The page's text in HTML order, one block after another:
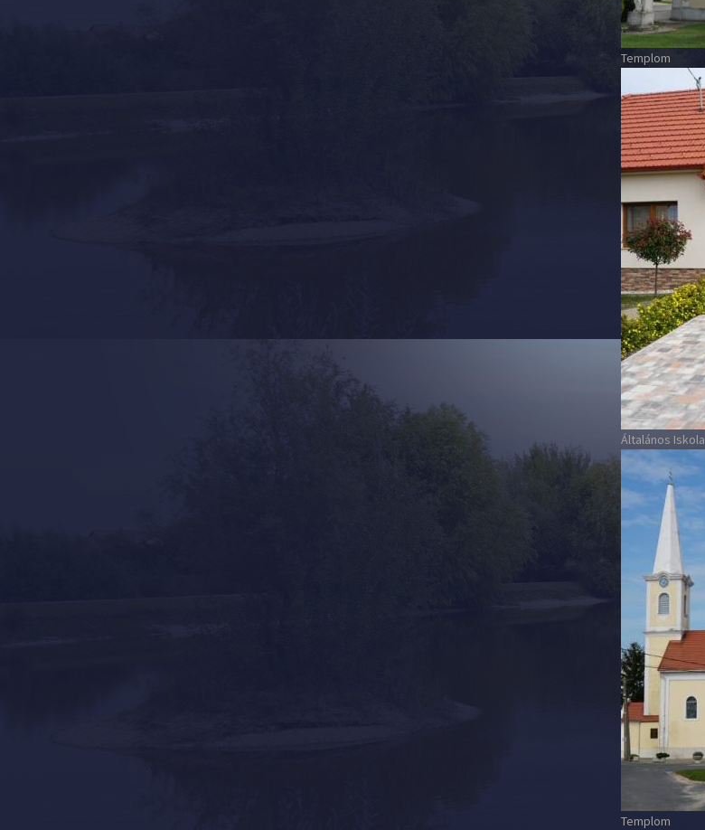
Templom
Általános Iskola
Templom